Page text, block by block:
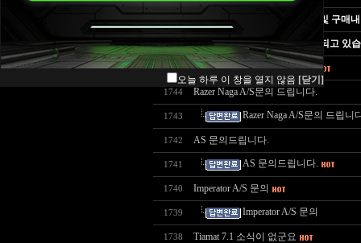
오늘 하루 이 창을 열지 않음 [닫기]
게시물의 답변 검색하는 방법 및 구매
Razer 상담 및 AS가 많이 지연되고 있
문의하시기 전에 읽어주세요
1744 Razer Naga A/S문의 드립니다.
1743 Razer Naga A/S문의 드립니
1742 AS 문의드립니다.
1741 AS 문의드립니다.
1740 Imperator A/S 문의
1739 Imperator A/S 문의
1738 Tiamat 7.1 소식이 없군요